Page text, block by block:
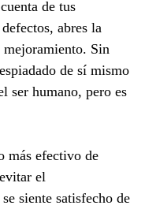
de tus
abres la
mejoramiento. Sin
de sí mismo
ser humano, pero es
más efectivo de
el
siente satisfecho de